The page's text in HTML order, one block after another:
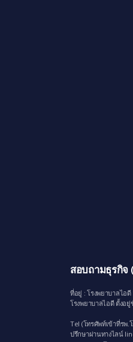
สอบถามธุรกิจ
ที่อยู่ : โรงพยาบาลไอ
โรงพยาบาลไอดี ตั้งอ
Tel (โทรศัพท์เข้าที่รพ.
ปรึกษาผ่านทางไลน์